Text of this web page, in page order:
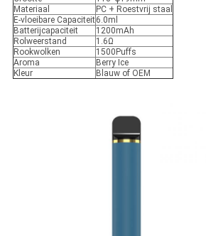
Materiaal
PC + Roestvrij staal
E-vloeibare Capaciteit6.0ml
Batterijcapaciteit
1200mAh
Rolweerstand
1.6Ω
Rookwolken
1500Puffs
Aroma
Berry Ice
Kleur
Blauw of OEM